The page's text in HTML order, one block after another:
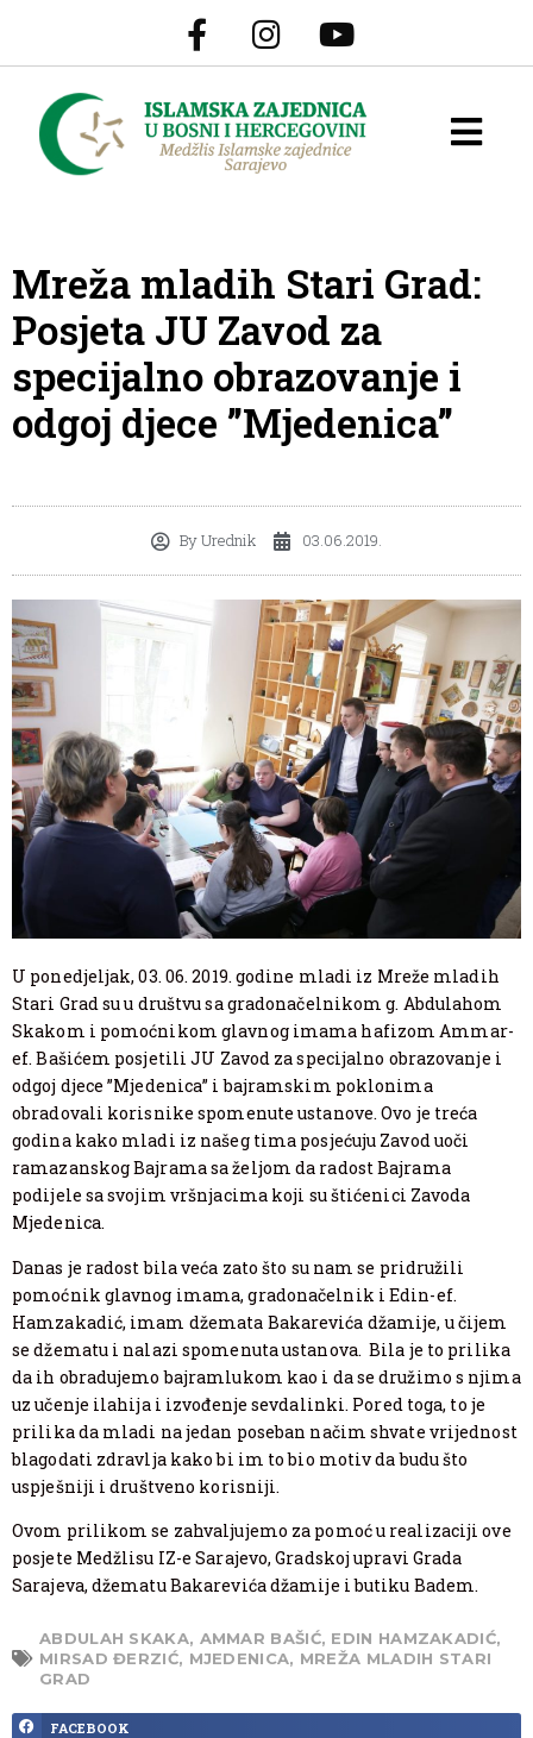
Mreža mladih Stari Grad:
Posjeta JU Zavod za
specijalno obrazovanje i
odgoj djece ”Mjedenica”
ByUrednik 03.06.2019.
U ponedjeljak, 03. 06. 2019. godine mladi iz Mreže mladih
Stari Grad su u društvu sa gradonačelnikom g. Abdulahom
Skakom i pomoćnikom glavnog imama hafizom Ammar-
ef. Bašićem posjetili JU Zavod za specijalno obrazovanje i
odgoj djece ”Mjedenica” i bajramskim poklonima
obradovali korisnike spomenute ustanove. Ovo je treća
godina kako mladi iz našeg tima posjećuju Zavod uoči
ramazanskog Bajrama sa željom da radost Bajrama
podijele sa svojim vršnjacima koji su štićenici Zavoda
Mjedenica.
Danas je radost bila veća zato što su nam se pridružili
pomoćnik glavnog imama, gradonačelnik i Edin-ef.
Hamzakadić, imam džemata Bakarevića džamije, u čijem
se džematu i nalazi spomenuta ustanova. Bila je to prilika
da ih obradujemo bajramlukom kao i da se družimo s njima
uz učenje ilahija i izvođenje sevdalinki. Pored toga, to je
prilika da mladi na jedan poseban načim shvate vrijednost
blagodati zdravlja kako bi im to bio motiv da budu što
uspješniji i društveno korisniji.
Ovom prilikom se zahvaljujemo za pomoć u realizaciji ove
posjete Medžlisu IZ-e Sarajevo, Gradskoj upravi Grada
Sarajeva, džematu Bakarevića džamije i butiku Badem.
ABDULAH SKAKA, AMMAR BAŠIĆ, EDIN HAMZAKADIĆ,
MIRSAD ĐERZIĆ, MJEDENICA, MREŽA MLADIH STARI
GRAD
FACEBOOK